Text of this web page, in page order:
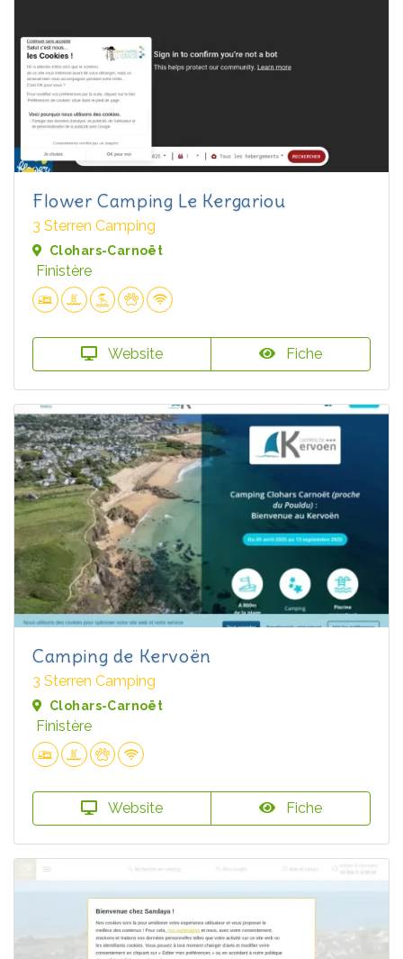
Flower Camping Le Kergariou
3 Sterren Camping
Clohars-Carnoët
Finistère
Website Fiche
Camping de Kervoën
3 Sterren Camping
Clohars-Carnoët
Finistère
Website Fiche